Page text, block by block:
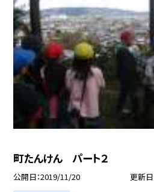
町たんけん パート２
公開日 2019/11/20 更新日